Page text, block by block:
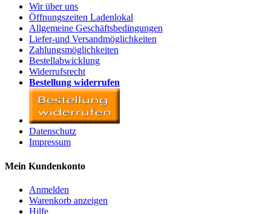
Wir über uns
Öffnungszeiten Ladenlokal
Allgemeine Geschäftsbedingungen
Liefer-und Versandmöglichkeiten
Zahlungsmöglichkeiten
Bestellabwicklung
Widerrufsrecht
Bestellung widerrufen
Datenschutz
Impressum
Mein Kundenkonto
Anmelden
Warenkorb anzeigen
Hilfe